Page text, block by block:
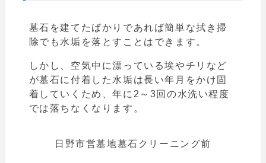
墓石を建てたばかりであれば簡単な拭き掃
除でも水垢を落とすことはできます。
しかし、空気中に漂っている埃やチリなど
が墓石に付着した水垢は長い年月をかけ固
着していくため、年に2～3回の水洗い程度
では落ちなくなります。
日野市営墓地墓石クリーニング前